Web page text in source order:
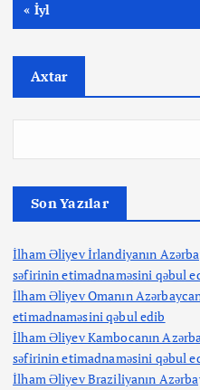
« İyl
Axtar
Son Yazılar
İlham Əliyev İrlandiyanın
səfirinin etimadnaməsini qəbul
İlham Əliyev Omanın
etimadnaməsini qəbul edib
İlham Əliyev Kambocanın
səfirinin etimadnaməsini qəbul
İlham Əliyev Braziliyanın